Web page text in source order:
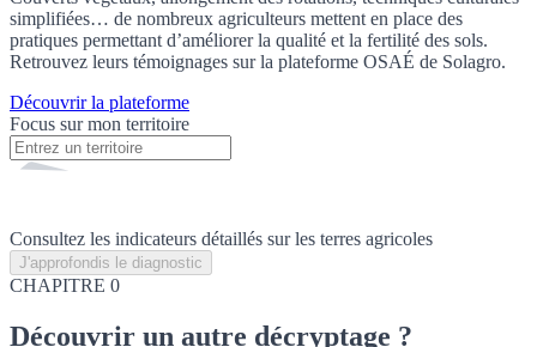
simplifiées… de nombreux agriculteurs mettent en place des
pratiques permettant d’améliorer la qualité et la fertilité des sols.
Retrouvez leurs témoignages sur la plateforme OSAÉ de Solagro.
Découvrir la plateforme
Focus sur mon territoire
Consultez les indicateurs détaillés sur les terres agricoles
J'approfondis le diagnostic
CHAPITRE 0
Découvrir un autre décryptage ?